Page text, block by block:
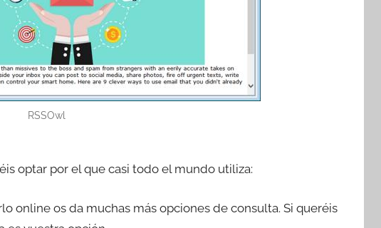
RSSOwl
optar por el que casi todo el mundo utiliza:
online os da muchas más opciones de consulta. Si queréis